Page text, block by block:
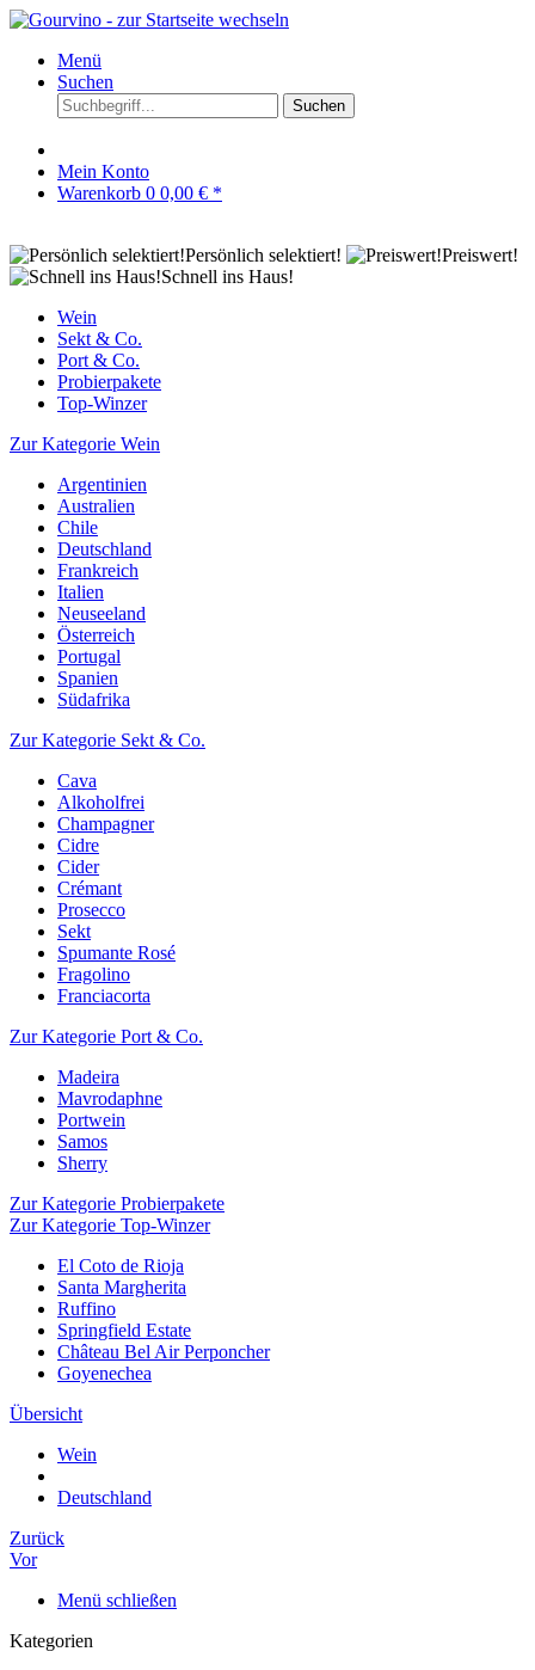
Menü
Suchen
Suchen
Mein Konto
Warenkorb 0 0,00 € *
Persönlich selektiert!
Preiswert!
Schnell ins Haus!
Wein
Sekt & Co.
Port & Co.
Probierpakete
Top-Winzer
Zur Kategorie Wein
Argentinien
Australien
Chile
Deutschland
Frankreich
Italien
Neuseeland
Österreich
Portugal
Spanien
Südafrika
Zur Kategorie Sekt & Co.
Cava
Alkoholfrei
Champagner
Cidre
Cider
Crémant
Prosecco
Sekt
Spumante Rosé
Fragolino
Franciacorta
Zur Kategorie Port & Co.
Madeira
Mavrodaphne
Portwein
Samos
Sherry
Zur Kategorie Probierpakete
Zur Kategorie Top-Winzer
El Coto de Rioja
Santa Margherita
Ruffino
Springfield Estate
Château Bel Air Perponcher
Goyenechea
Übersicht
Wein
Deutschland
Zurück
Vor
Menü schließen
Kategorien